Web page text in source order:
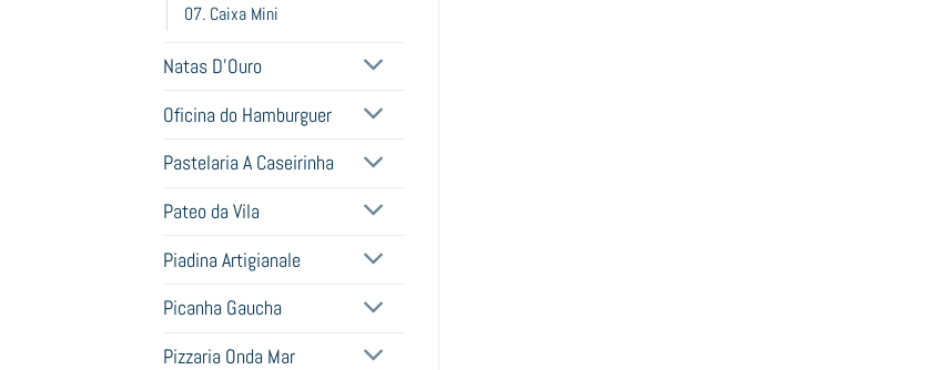
07. Caixa Mini
Natas D'Ouro
Oficina do Hamburguer
Pastelaria A Caseirinha
Pateo da Vila
Piadina Artigianale
Picanha Gaucha
Pizzaria Onda Mar